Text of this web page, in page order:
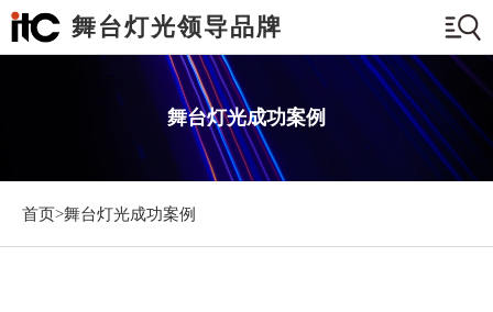
舞台灯光领导品牌
舞台灯光成功案例
首页>舞台灯光成功案例